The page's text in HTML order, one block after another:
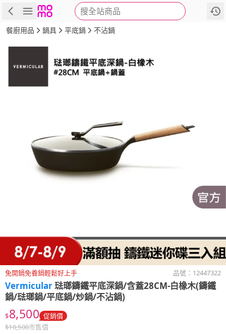
搜全站商品
商品 評價 詳情
餐廚用品 鍋具 平底鍋 不沾鍋
免開鍋免養鍋輕鬆好上手 品號： 12447322
Vermicular琺瑯鑄鐵平底深鍋/含蓋28CM-白橡木(鑄鐵
鍋/琺瑯鍋/平底鍋/炒鍋/不沾鍋)
$8,500 促銷價
$10,500市售價